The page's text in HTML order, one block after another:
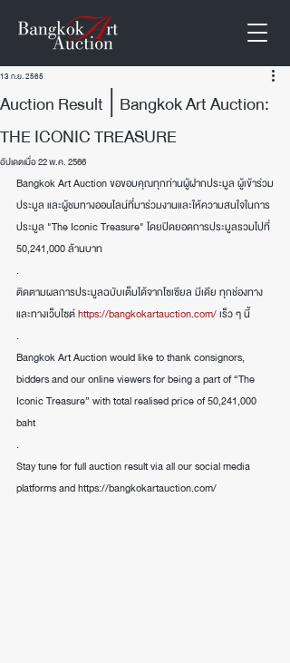
Auction Result│Bangkok Art Auction:
THE ICONIC TREASURE
13 ก.ย. 2565
อัปเดตเมื่อ22 พ.ค. 2566
Bangkok Art Auction ขอขอบคุณทุกท่านผู้ฝากประมูล ผู้เข้าร่วม
ประมูล และผู้ชมทางออนไลน์ที่มาร่วมงานและให้ความสนใจในการ
ประมูล "The Iconic Treasure" โดยปิดยอดการประมูลรวมไปที่
50,241,000 ล้านบาท
.
ติดตามผลการประมูลฉบับเต็มได้จากโซเซียล มีเดีย ทุกช่องทาง
และทางเว็บไซต์ https://bangkokartauction.com/ เร็ว ๆ นี้
.
Bangkok Art Auction would like to thank consignors,
bidders and our online viewers for being a part of “The
Iconic Treasure” with total realised price of 50,241,000
baht
.
Stay tune for full auction result via all our social media
platforms and https://bangkokartauction.com/